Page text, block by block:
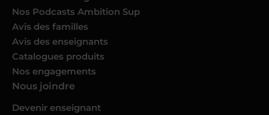
Nos Podcasts Ambition Sup
Avis des familles
Avis des enseignants
Catalogues produits
Nos engagements
Nous joindre
Devenir enseignant